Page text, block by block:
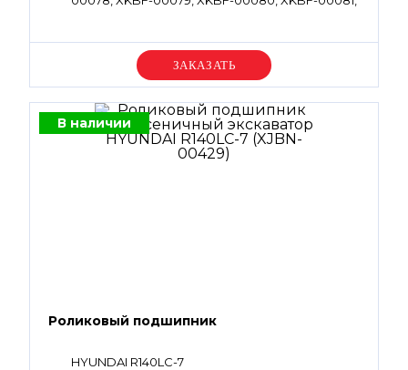
XKBF-00936, XKBF-00937, XKBF-00939, XKBF-
00940, XKBF-00941, XKBF-00942, XKBF-00943,
XKBF-00944, XKBF-00949, XKBF-00958, XJDB-
00018, XJDB-00032, XJDB-00033, XJDB-00036,
XJDB-00075, XJDB-00092, XJDB-00093, XJDB-
00105, XJDB-00107, XJDB-00136, XJDB-00302,
XJDB-00373, XJDB-00296, XJDB-00359, XJDB-
00373, XJDB-00392, XJDB-00396, XKCG-00060,
XKCG-00061, XKCG-00530
Уточняйте цену
В наличии
Роликовый подшипник
HYUNDAI R140LC-7